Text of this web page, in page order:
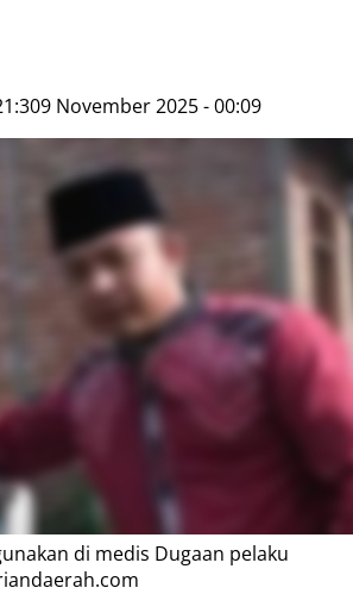
9 November 2025 - 00:09
di medis Dugaan pelaku